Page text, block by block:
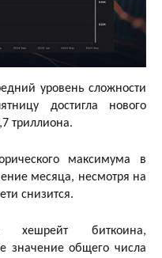
уровень сложности
достигла нового
триллиона.
максимума в
месяца, несмотря на
снизится.
биткоина,
значение общего числа